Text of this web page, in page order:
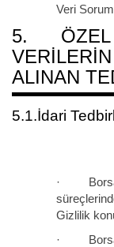
Veri
5. ÖZEL
ALINAN
5.1.İdari
· Borsa,
Gizlilik
· Borsa,